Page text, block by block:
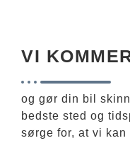
VI
og gør din bil
bedste sted og
sørge for, at vi